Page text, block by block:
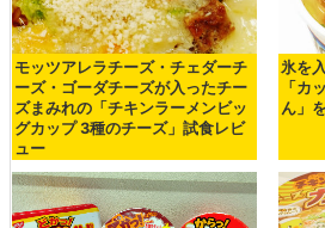
モッツアレラチーズ・チェダーチ
ーズ・ゴーダチーズが入ったチー
ズまみれの「チキンラーメンビッ
グカップ 3種のチーズ」試食レビ
ュー
氷を
「カ
ん」